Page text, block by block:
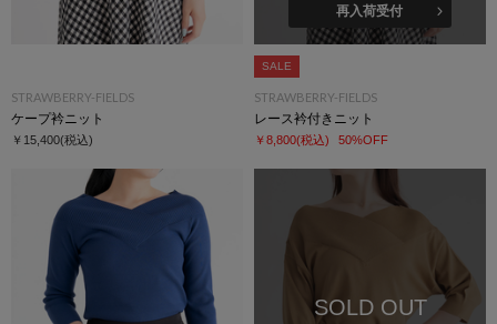
STRAWBERRY-FIELDS
ケープ衿ニット
￥15,400(税込)
再入荷受付
SALE
STRAWBERRY-FIELDS
レース衿付きニット
￥8,800(税込) 50%OFF
SOLD OUT